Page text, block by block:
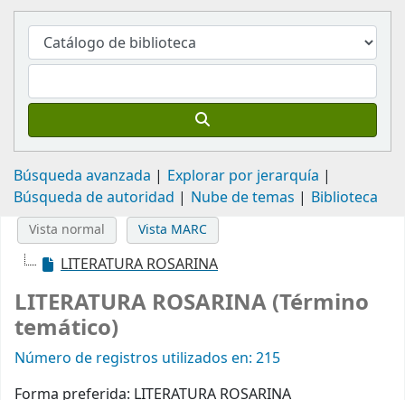
Búsqueda avanzada
Explorar por jerarquía
Búsqueda de autoridad
Nube de temas Biblioteca
Vista normal Vista MARC
LITERATURA ROSARINA
LITERATURA ROSARINA (Término
temático)
Número de registros utilizados en: 215
Forma preferida: LITERATURA ROSARINA